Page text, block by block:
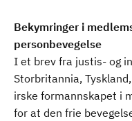
Bekymringer i
personbevegelse
I et brev fra justis- og
Storbritannia,
irske formannskapet i
for at den frie